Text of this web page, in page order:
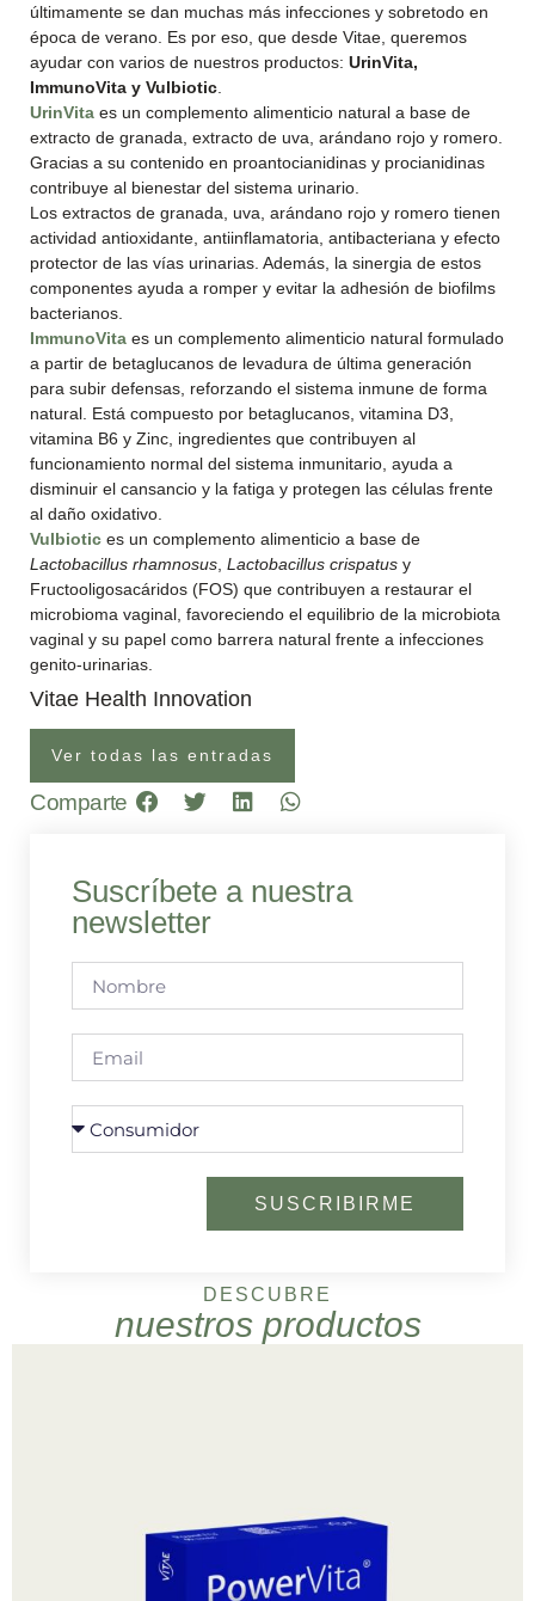
últimamente se dan muchas más infecciones y sobretodo en
época de verano. Es por eso, que desde Vitae, queremos
ayudar con varios de nuestros productos: UrinVita,
ImmunoVita y Vulbiotic
UrinVita es un complemento alimenticio natural a base de
extracto de granada, extracto de uva, arándano rojo y romero.
Gracias a su contenido en proantocianidinas y procianidinas
contribuye al bienestar del sistema urinario.
Los extractos de granada, uva, arándano rojo y romero tienen
actividad antioxidante, antiinflamatoria, antibacteriana y efecto
protector de las vías urinarias. Además, la sinergia de estos
componentes ayuda a romper y evitar la adhesión de biofilms
bacterianos.
ImmunoVita es un complemento alimenticio natural formulado
a partir de betaglucanos de levadura de última generación
para subir defensas, reforzando el sistema inmune de forma
natural. Está compuesto por betaglucanos, vitamina D3,
vitamina B6 y Zinc, ingredientes que contribuyen al
funcionamiento normal del sistema inmunitario, ayuda a
disminuir el cansancio y la fatiga y protegen las células frente
al daño oxidativo.
Vulbiotic es un complemento alimenticio a base de
Lactobacillus rhamnosus Lactobacillus crispatus y
Fructooligosacáridos (FOS) que contribuyen a restaurar el
microbioma vaginal, favoreciendo el equilibrio de la microbiota
vaginal y su papel como barrera natural frente a infecciones
genito-urinarias.
Vitae Health Innovation
Ver todas las entradas
Comparte
Suscríbete a nuestra
newsletter
SUSCRIBIRME
DESCUBRE
nuestros productos